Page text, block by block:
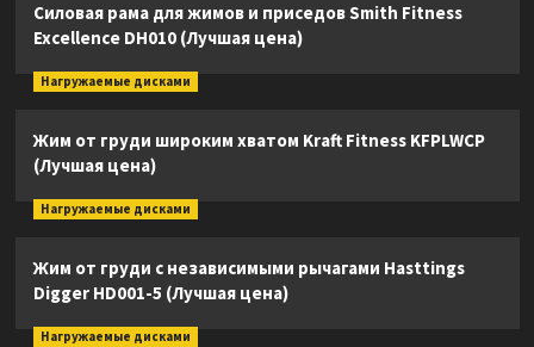
Силовая рама для жимов и приседов Smith Fitness
Excellence DH010 (Лучшая цена)
Нагружаемые дисками
Жим от груди широким хватом Kraft Fitness KFPLWCP
(Лучшая цена)
Нагружаемые дисками
Жим от груди с независимыми рычагами Hasttings
Digger HD001-5 (Лучшая цена)
Нагружаемые дисками